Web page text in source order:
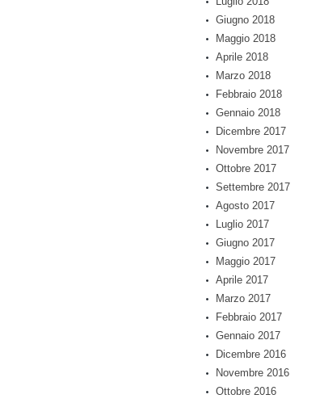
Giugno 2018
Maggio 2018
Aprile 2018
Marzo 2018
Febbraio 2018
Gennaio 2018
Dicembre 2017
Novembre 2017
Ottobre 2017
Settembre 2017
Agosto 2017
Luglio 2017
Giugno 2017
Maggio 2017
Aprile 2017
Marzo 2017
Febbraio 2017
Gennaio 2017
Dicembre 2016
Novembre 2016
Ottobre 2016